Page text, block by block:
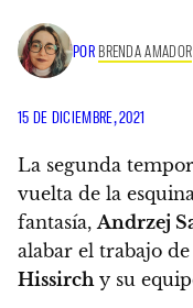
POR BRENDA AMADOR
15 DE DICIEMBRE, 2021
La segunda
vuelta de la
fantasía, Andrzej
alabar el trabajo
Hissirch y su